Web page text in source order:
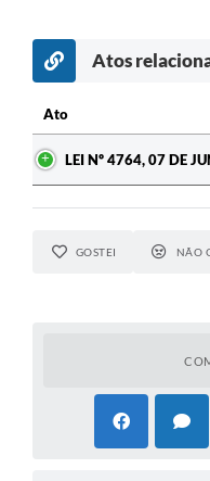
Atos
Ato
LEI Nº 4764, 07 DE
GOSTEI NÃO